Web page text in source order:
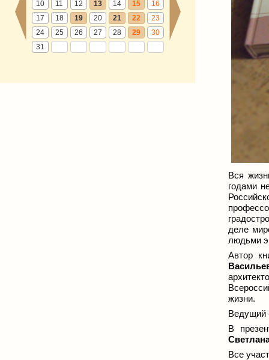
10
11 12 13 14 15
16
17
18 19 20 21 22
23
24
25 26 27 28 29
30
31
Вся
годами
деле
людьми
Автор
жизни.
Ведущий
В
Все